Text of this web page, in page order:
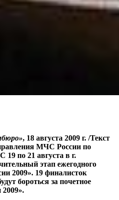
, 18 августа 2009 г. /Текст
МЧС России по
19 по 21 августа в г.
этап ежегодного
2009». 19 финалисток
бороться за почетное